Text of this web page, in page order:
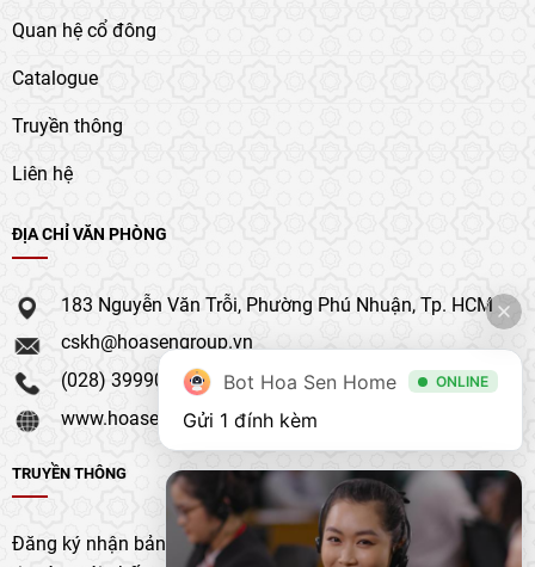
Quan hệ cổ đông
Catalogue
Truyền thông
Liên hệ
ĐỊA CHỈ VĂN PHÒNG
183 Nguyễn Văn Trỗi, Phường Phú Nhuận, Tp. HCM
cskh@hoasengroup.vn
(028) 39990 111
www.hoasengroup.vn
TRUYỀN THÔNG
Đăng ký nhận bản tin của chúng tôi để nhận bản cập nhật &
Bot Hoa Sen Home ONLINE
Gửi 1 đính kèm